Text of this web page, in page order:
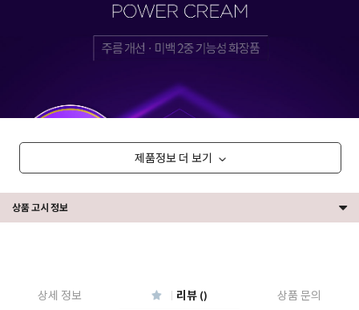
제품정보 더 보기
상품 고시 정보
상세 정보 리뷰 () 상품 문의